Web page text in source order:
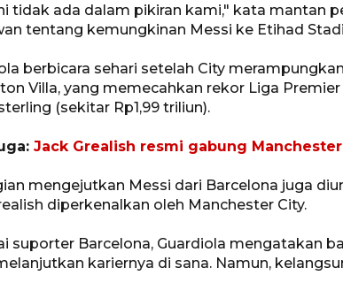
tidak ada dalam pikiran kami," kata mantan
tentang kemungkinan Messi ke Etihad
berbicara sehari setelah City
Villa, yang memecahkan rekor Liga
(sekitar Rp1,99 triliun).
Jack Grealish resmi gabung
mengejutkan Messi dari Barcelona juga
diperkenalkan oleh Manchester City.
suporter Barcelona, Guardiola mengatakan
kariernya di sana. Namun,